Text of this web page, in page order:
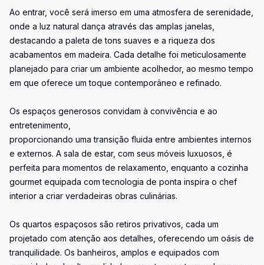
Ao entrar, você será imerso em uma atmosfera de serenidade,
onde a luz natural dança através das amplas janelas,
destacando a paleta de tons suaves e a riqueza dos
acabamentos em madeira. Cada detalhe foi meticulosamente
planejado para criar um ambiente acolhedor, ao mesmo tempo
em que oferece um toque contemporâneo e refinado.
Os espaços generosos convidam à convivência e ao
entretenimento,
proporcionando uma transição fluida entre ambientes internos
e externos. A sala de estar, com seus móveis luxuosos, é
perfeita para momentos de relaxamento, enquanto a cozinha
gourmet equipada com tecnologia de ponta inspira o chef
interior a criar verdadeiras obras culinárias.
Os quartos espaçosos são retiros privativos, cada um
projetado com atenção aos detalhes, oferecendo um oásis de
tranquilidade. Os banheiros, amplos e equipados com